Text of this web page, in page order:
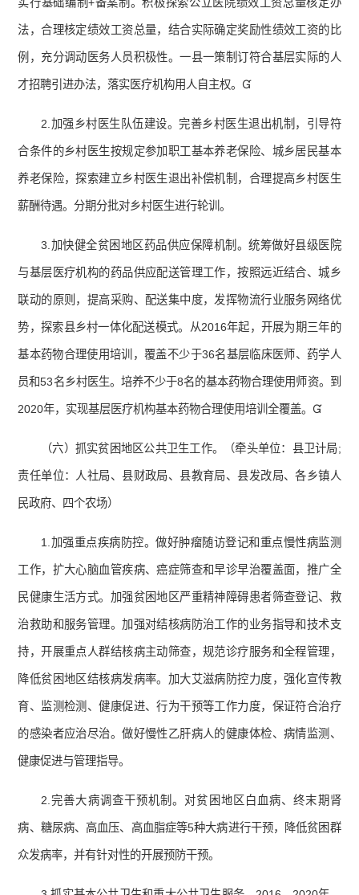
法，合理核定绩效工资总量，结合实际确定奖励性绩效工资的比
例，充分调动医务人员积极性。一县一策制订符合基层实际的人
才招聘引进办法，落实医疗机构用人自主权。
2.加强乡村医生队伍建设。完善乡村医生退出机制，引导符
合条件的乡村医生按规定参加职工基本养老保险、城乡居民基本
养老保险，探索建立乡村医生退出补偿机制，合理提高乡村医生
薪酬待遇。分期分批对乡村医生进行轮训。
3.加快健全贫困地区药品供应保障机制。统筹做好县级医院
与基层医疗机构的药品供应配送管理工作，按照远近结合、城乡
联动的原则，提高采购、配送集中度，发挥物流行业服务网络优
势，探索县乡村一体化配送模式。从2016年起，开展为期三年的
基本药物合理使用培训，覆盖不少于36名基层临床医师、药学人
员和53名乡村医生。培养不少于8名的基本药物合理使用师资。到
2020年，实现基层医疗机构基本药物合理使用培训全覆盖。
（六）抓实贫困地区公共卫生工作。（牵头单位：县卫计局;
责任单位：人社局、县财政局、县教育局、县发改局、各乡镇人
民政府、四个农场）
1.加强重点疾病防控。做好肿瘤随访登记和重点慢性病监测
工作，扩大心脑血管疾病、癌症筛查和早诊早治覆盖面，推广全
民健康生活方式。加强贫困地区严重精神障碍患者筛查登记、救
治救助和服务管理。加强对结核病防治工作的业务指导和技术支
持，开展重点人群结核病主动筛查，规范诊疗服务和全程管理，
降低贫困地区结核病发病率。加大艾滋病防控力度，强化宣传教
育、监测检测、健康促进、行为干预等工作力度，保证符合治疗
的感染者应治尽治。做好慢性乙肝病人的健康体检、病情监测、
健康促进与管理指导。
2.完善大病调查干预机制。对贫困地区白血病、终末期肾
病、糖尿病、高血压、高血脂症等5种大病进行干预，降低贫困群
众发病率，并有针对性的开展预防干预。